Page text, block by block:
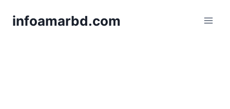
infoamarbd.com